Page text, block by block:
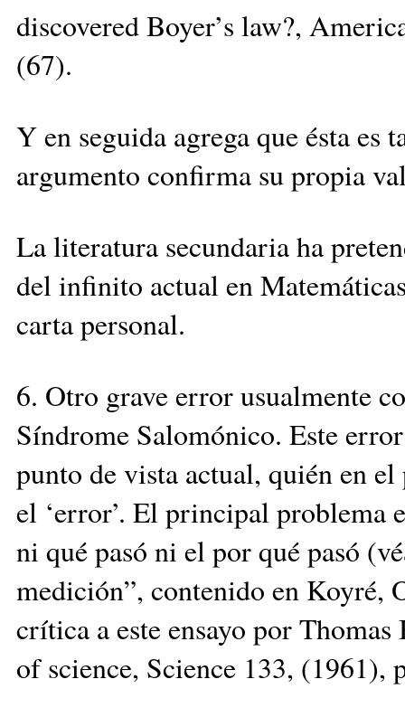
discovered Boyer’s law?,
(67).
Y en seguida agrega que ésta es
argumento confirma su propia
La literatura secundaria ha
del infinito actual en
carta personal.
6. Otro grave error usualmente
Síndrome Salomónico. Este
punto de vista actual, quién en el
el ‘error’. El principal problema
ni qué pasó ni el por qué pasó
medición”, contenido en Koyré,
crítica a este ensayo por
of science, Science 133, (1961),